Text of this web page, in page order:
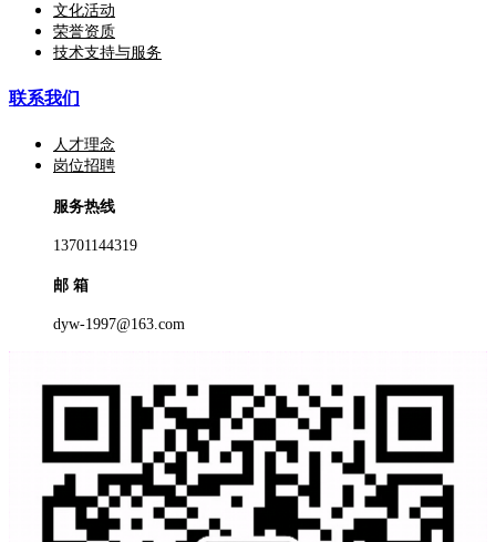
文化活动
荣誉资质
技术支持与服务
联系我们
人才理念
岗位招聘
服务热线
13701144319
邮 箱
dyw-1997@163.com